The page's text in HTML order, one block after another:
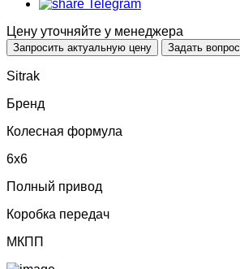
Telegram
Цену уточняйте у менеджера
Запросить актуальную цену Задать вопрос
Sitrak
Бренд
Колесная формула
6x6
Полный привод
Коробка передач
МКПП